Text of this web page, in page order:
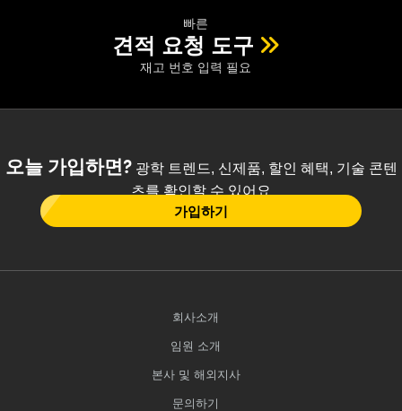
빠른
견적 요청 도구
재고 번호 입력 필요
오늘 가입하면?광학 트렌드, 신제품, 할인 혜택, 기술 콘텐
츠를 확인할 수 있어요
가입하기
회사소개
임원 소개
본사 및 해외지사
문의하기